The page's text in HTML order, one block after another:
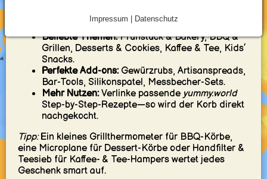
ist.
Beliebte Themen:Frühstück & Bakery, BBQ &
Grillen, Desserts & Cookies, Kaffee & Tee, Kids’
Snacks.
Perfekte Add-ons:Gewürzrubs, Artisanspreads,
Bar-Tools, Silikonspatel, Messbecher-Sets.
Mehr Nutzen:Verlinke passende yummy.world
Step-by-Step-Rezepte—so wird der Korb direkt
nachgekocht.
Tipp:Ein kleines Grillthermometer für BBQ-Körbe,
eine Microplane für Dessert-Körbe oder Handfilter &
Teesieb für Kaffee- & Tee-Hampers wertet jedes
Geschenk smart auf.
Impressum | Datenschutz